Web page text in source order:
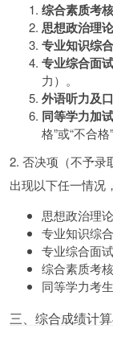
综合素质考
思想政治理
专业知识综
专业综合面试
力）。
外语听力及
同等学力加试
格”或“不合格”
2. 否决项（不予录
出现以下任一情况
思想政治理
专业知识综
专业综合面
综合素质考
同等学力考
三、综合成绩计